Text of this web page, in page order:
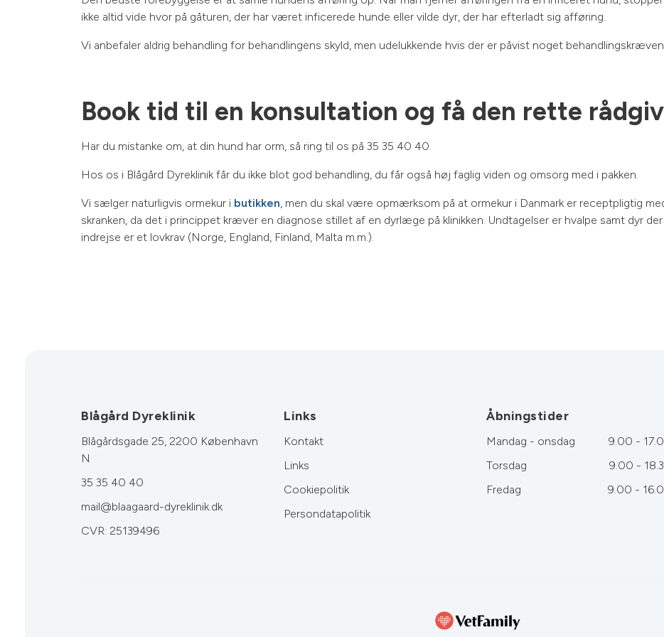
ikke altid vide hvor på gåturen, der har været inficerede hunde eller vilde dyr, der har efterladt sig afføring.
Vi anbefaler aldrig behandling for behandlingens skyld, men udelukkende hvis der er påvist noget
Book tid til en konsultation og få den rette
Har du mistanke om, at din hund har orm, så ring til os på 35 35 40 40.
Hos os i Blågård Dyreklinik får du ikke blot god behandling, du får også høj faglig viden og omsorg med i pakken.
Vi sælger naturligvis ormekur i butikken, men du skal være opmærksom på at ormekur i Danmark er receptpligtig
skranken, da det i princippet kræver en diagnose stillet af en dyrlæge på klinikken. Undtagelser er hvalpe samt dyr
indrejse er et lovkrav (Norge, England, Finland, Malta m.m.).
Blågård Dyreklinik
Blågårdsgade 25, 2200 København
N
35 35 40 40
mail@blaagaard-dyreklinik.dk
CVR: 25139496
Links
Kontakt
Links
Cookiepolitik
Persondatapolitik
Åbningstider
Mandag - onsdag
9.00 -
Torsdag
9.00 -
Fredag
9.00 -